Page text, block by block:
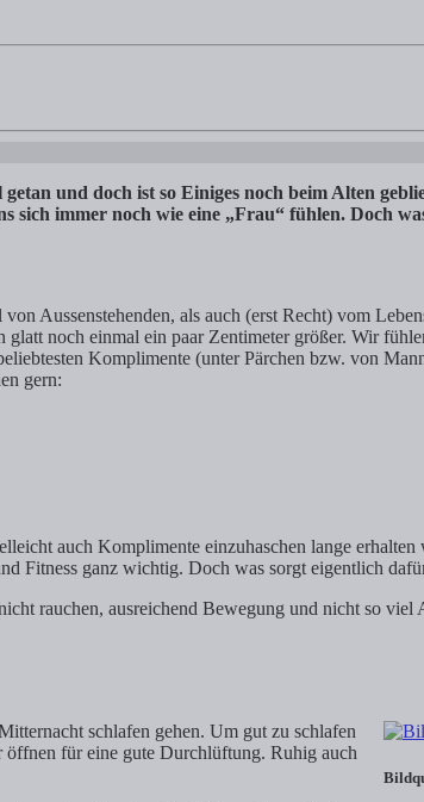
Frau boxt sich durch… könnte man sagen. In den
und doch ist so Einiges noch beim Alten
sich immer noch wie eine „Frau“ fühlen. Doch
Aussenstehenden, als auch (erst Recht) vom
noch einmal ein paar Zentimeter größer. Wir
Komplimente (unter Pärchen bzw. von
gern:
auch Komplimente einzuhaschen lange
Fitness ganz wichtig. Doch was sorgt eigentlich
rauchen, ausreichend Bewegung und nicht so
schlafen gehen. Um gut zu schlafen
öffnen für eine gute Durchlüftung. Ruhig auch